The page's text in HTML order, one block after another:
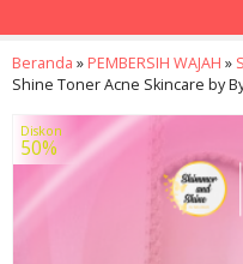
Beranda » PEMBERSIH WAJAH »
Shine Toner Acne Skincare by
Diskon
50%